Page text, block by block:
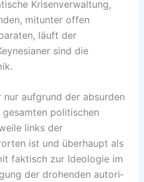
Krisenverwaltung,
mitunter offen
läuft der
sind die
nur aufgrund der absurden
politischen
links der
ist und überhaupt als
faktisch zur Ideologie im
der drohenden autori­